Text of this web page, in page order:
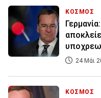
ΚΟΣΜΟΣ
24 Μάι
ΚΟΣΜΟΣ